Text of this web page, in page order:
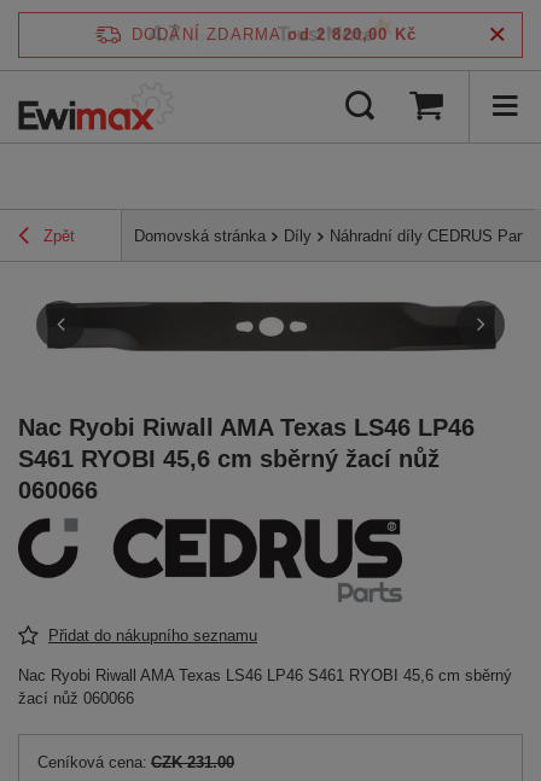
DODÁNÍ ZDARMA od 2 820,00 Kč
Zpět Domovská stránka Díly Náhradní díly CEDRUS Parts
Nac Ryobi Riwall AMA Texas LS46 LP46
S461 RYOBI 45,6 cm sběrný žací nůž
060066
Přidat do nákupního seznamu
Nac Ryobi Riwall AMA Texas LS46 LP46 S461 RYOBI 45,6 cm sběrný
žací nůž 060066
Ceníková cena: CZK 231.00
4.7 /5 ověřeno podle